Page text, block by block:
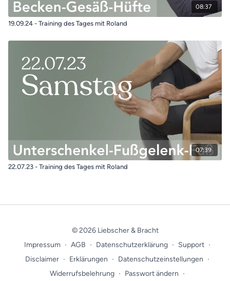
08:37
19.09.24 - Training des Tages mit Roland
07:39
22.07.23 - Training des Tages mit Roland
© 2026 Liebscher & Bracht
Impressum ∙ AGB ∙ Datenschutzerklärung ∙ Support ∙
Disclaimer ∙ Erklärungen ∙ Datenschutzeinstellungen ∙
Widerrufsbelehrung ∙ Passwort ändern ∙